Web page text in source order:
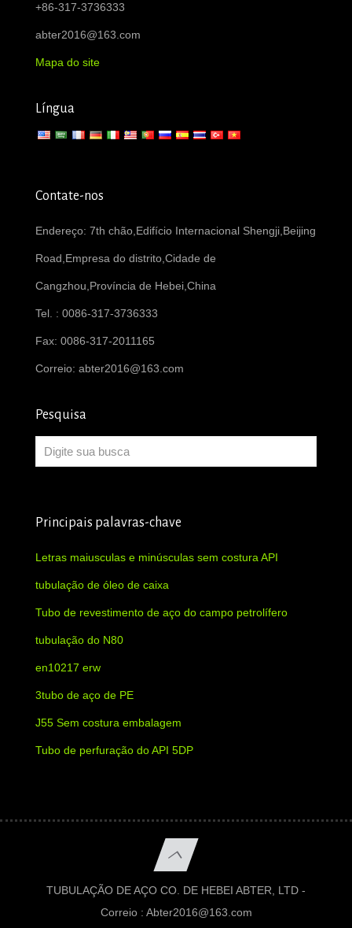
+86-317-3736333
abter2016@163.com
Mapa do site
Língua
Contate-nos
Endereço: 7th chão,Edifício Internacional Shengji,Beijing
Road,Empresa do distrito,Cidade de
Cangzhou,Província de Hebei,China
Tel. : 0086-317-3736333
Fax: 0086-317-2011165
Correio: abter2016@163.com
Pesquisa
Principais palavras-chave
Letras maiusculas e minúsculas sem costura API
tubulação de óleo de caixa
Tubo de revestimento de aço do campo petrolífero
tubulação do N80
en10217 erw
3tubo de aço de PE
J55 Sem costura embalagem
Tubo de perfuração do API 5DP
TUBULAÇÃO DE AÇO CO. DE HEBEI ABTER, LTD -
Correio : Abter2016@163.com